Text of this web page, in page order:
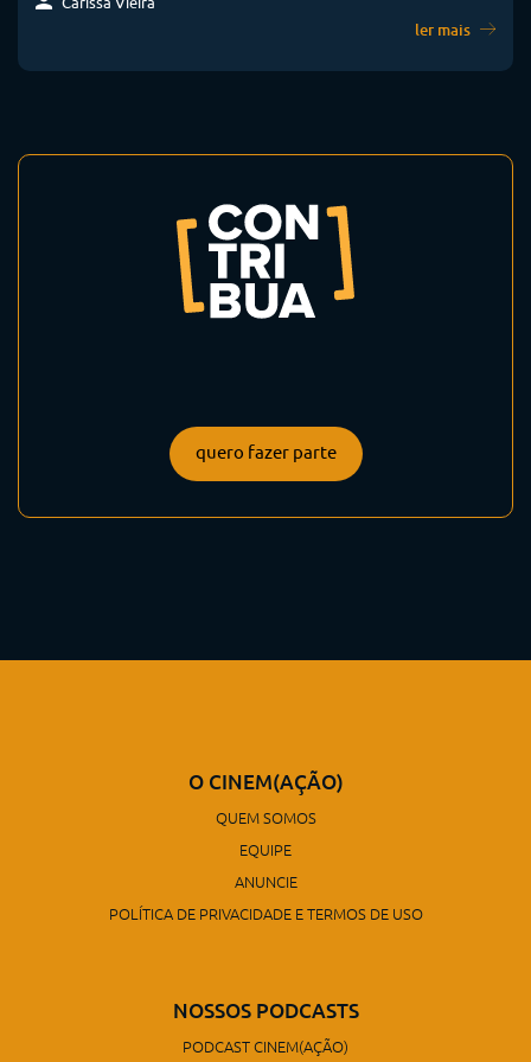
ler mais
quero fazer parte
O CINEM(AÇÃO)
QUEM SOMOS
EQUIPE
ANUNCIE
POLÍTICA DE PRIVACIDADE E TERMOS DE USO
NOSSOS PODCASTS
PODCAST CINEM(AÇÃO)